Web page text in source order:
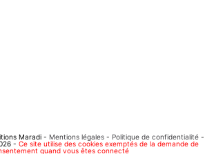
Maradi - Mentions légales - Politique de confidentialité -
- Ce site utilise des cookies exemptés de la demande de
quand vous êtes connecté